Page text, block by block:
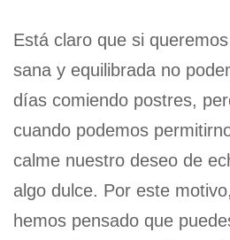
Está claro que si
sana y equilibrada no
días comiendo postres,
cuando podemos
calme nuestro deseo de
algo dulce. Por este
hemos pensado que